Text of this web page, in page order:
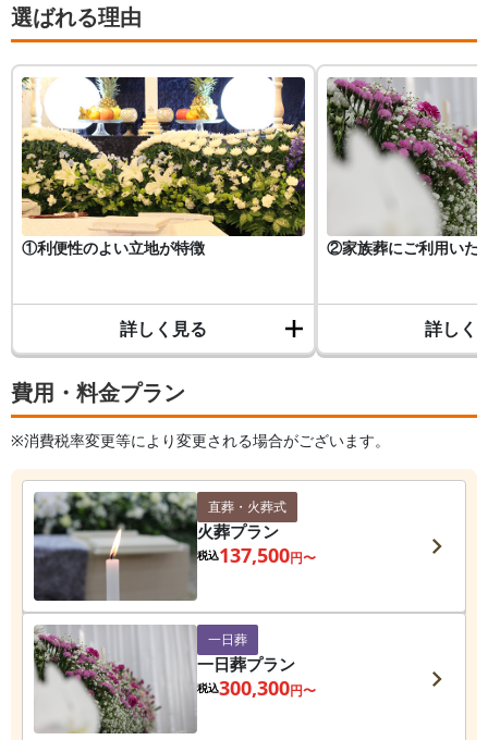
費用・料金プラン
※消費税率変更等により変更される場合がございます。
直葬・火葬式
火葬プラン
税込137,500円〜
一日葬
一日葬プラン
税込300,300円〜
選ばれる理由
①利便性のよい立地が特徴
詳しく見る
②家族葬にご利用いた
詳しく